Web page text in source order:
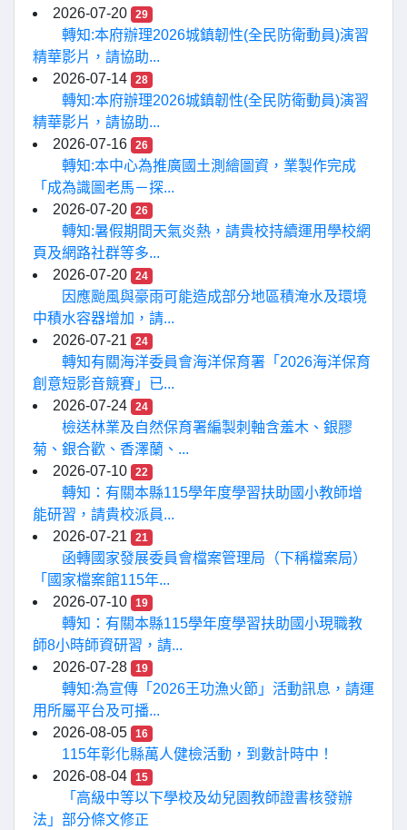
2026-07-20
29
轉知:本府辦理2026城鎮韌性(全民防衛動員)演習
精華影片，請協助...
2026-07-14
28
轉知:本府辦理2026城鎮韌性(全民防衛動員)演習
精華影片，請協助...
2026-07-16
26
轉知:本中心為推廣國土測繪圖資，業製作完成
「成為識圖老馬－探...
2026-07-20
26
轉知:暑假期間天氣炎熱，請貴校持續運用學校網
頁及網路社群等多...
2026-07-20
24
因應颱風與豪雨可能造成部分地區積淹水及環境
中積水容器增加，請...
2026-07-21
24
轉知有關海洋委員會海洋保育署「2026海洋保育
創意短影音競賽」已...
2026-07-24
24
檢送林業及自然保育署編製刺軸含羞木、銀膠
菊、銀合歡、香澤蘭、...
2026-07-10
22
轉知：有關本縣115學年度學習扶助國小教師增
能研習，請貴校派員...
2026-07-21
21
函轉國家發展委員會檔案管理局（下稱檔案局）
「國家檔案館115年...
2026-07-10
19
轉知：有關本縣115學年度學習扶助國小現職教
師8小時師資研習，請...
2026-07-28
19
轉知:為宣傳「2026王功漁火節」活動訊息，請運
用所屬平台及可播...
2026-08-05
16
115年彰化縣萬人健檢活動，到數計時中！
2026-08-04
15
「高級中等以下學校及幼兒園教師證書核發辦
法」部分條文修正